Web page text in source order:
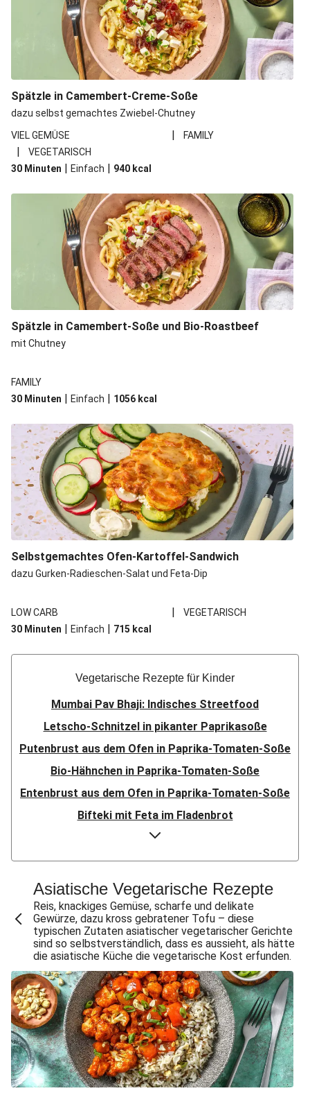
Spätzle in Camembert-Creme-Soße
dazu selbst gemachtes Zwiebel-Chutney
VIEL GEMÜSE
| FAMILY
|
VEGETARISCH
30 Minuten | Einfach | 940 kcal
Spätzle in Camembert-Soße und Bio-Roastbeef
mit Chutney
FAMILY
30 Minuten | Einfach | 1056 kcal
Selbstgemachtes Ofen-Kartoffel-Sandwich
dazu Gurken-Radieschen-Salat und Feta-Dip
LOW CARB |
VEGETARISCH
30 Minuten | Einfach | 715 kcal
Vegetarische Rezepte für Kinder
Mumbai Pav Bhaji: Indisches Streetfood
Letscho-Schnitzel in pikanter Paprikasoße
Putenbrust aus dem Ofen in Paprika-Tomaten-Soße
Bio-Hähnchen in Paprika-Tomaten-Soße
Entenbrust aus dem Ofen in Paprika-Tomaten-Soße
Bifteki mit Feta im Fladenbrot
Doppelt Putenbrust aus dem Ofen
Bio-Hähnchen in Paprika-Tomaten-Soße
Speckknödel auf warmem Krautsalat
Crispy Chicken & Pommes aus dem Air-Fryer
Doppelt Chicken & Pommes aus dem Air-Fryer
Bio-Rindersteak in dunkler Zwiebelsoße
Knödel mit doppelt Bacon auf warmem Krautsalat
Gewürzte Aubergine mit Bulgur
Doppelt Lammhack-Köfte mit Dilldip
Crispy Schweinesteak & Pommes aus dem Air-Fryer
Bio-Schweinemedaillons in dunkler Zwiebelsoße
Klassisches Gulasch mit doppelt Schweinefilet
Asiatische Vegetarische Rezepte
Reis, knackiges Gemüse, scharfe und delikate
Gewürze, dazu kross gebratener Tofu – diese
typischen Zutaten asiatischer vegetarischer Gerichte
sind so selbstverständlich, dass es aussieht, als hätte
die asiatische Küche die vegetarische Kost erfunden.